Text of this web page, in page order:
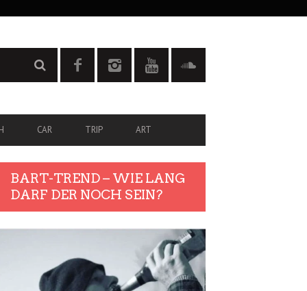
CAR TRIP ART
BART-TREND – WIE LANG
DARF DER NOCH SEIN?